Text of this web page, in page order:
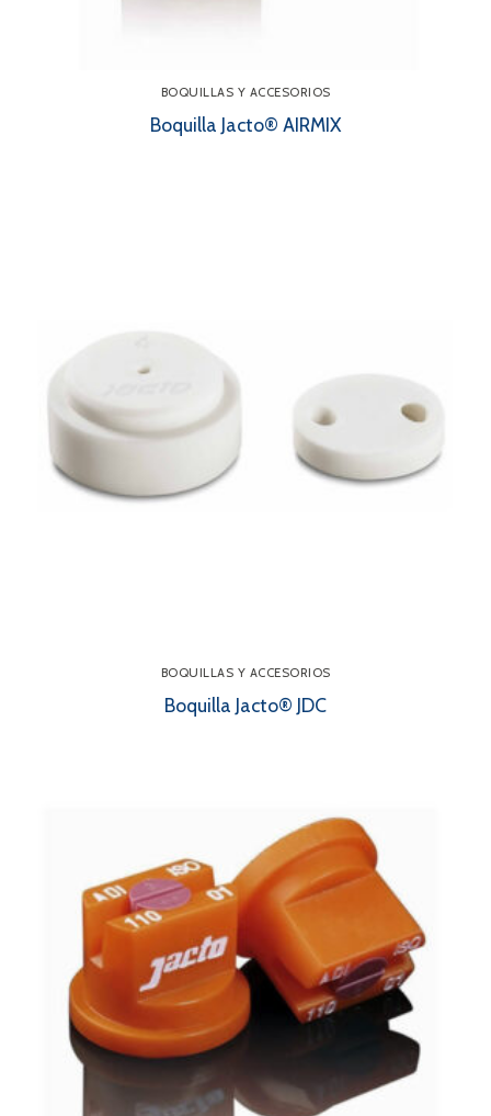
BOQUILLAS Y ACCESORIOS
Boquilla Jacto® AIRMIX
BOQUILLAS Y ACCESORIOS
Boquilla Jacto® JDC